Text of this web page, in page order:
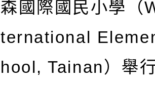
森國際國民小學（
ternational
hool, Tainan）舉